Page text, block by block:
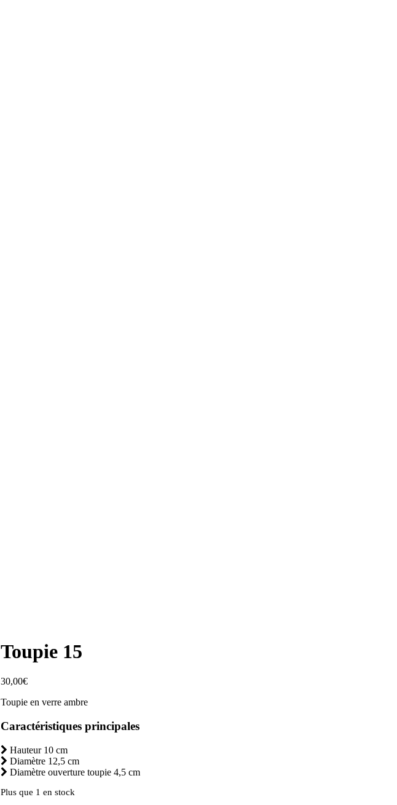
Toupie 15
30,00€
Toupie en verre ambre
Caractéristiques principales
Hauteur 10 cm
Diamètre 12,5 cm
Diamètre ouverture toupie 4,5 cm
Plus que 1 en stock